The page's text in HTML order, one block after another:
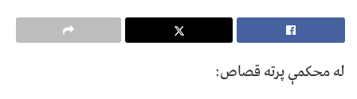
له محکمې پرته قصاص: